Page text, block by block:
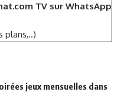
TV sur WhatsApp
plans,..)
jeux mensuelles dans